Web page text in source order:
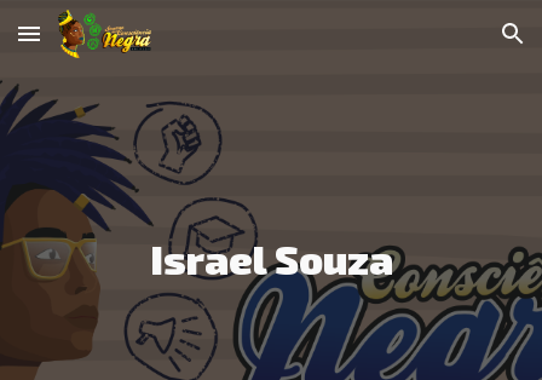
Skip to main content Skip to navigation
Israel Souza